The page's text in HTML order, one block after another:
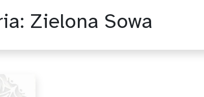
Zielona Sowa